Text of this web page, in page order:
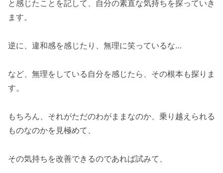
と感じたことを記して、自分の素直な気持ちを探っていき
ます。
逆に、違和感を感じたり、無理に笑っているな…
など、無理をしている自分を感じたら、その根本も探りま
す。
もちろん、それがただのわがままなのか、乗り越えられる
ものなのかを見極めて、
その気持ちを改善できるのであれば試みて、